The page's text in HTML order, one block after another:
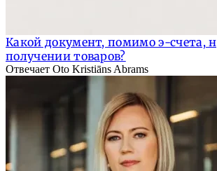
Какой документ, помимо э-счета,
получении товаров?
Отвечает Oto Kristiāns Abrams